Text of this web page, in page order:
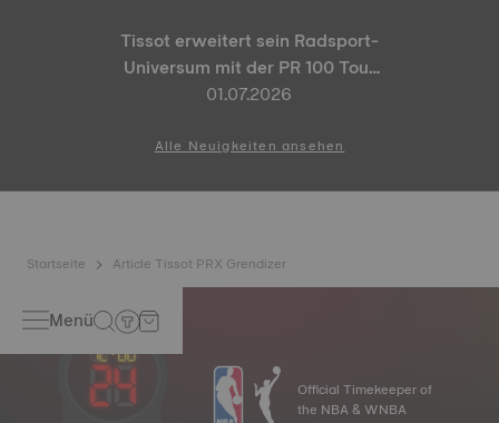
Tissot erweitert sein Radsport-
Universum mit der PR 100 Tour
de France 2026 Special Edition
01.07.2026
Alle Neuigkeiten ansehen
Startseite Article Tissot PRX Grendizer
Menü
Official Timekeeper of
the NBA & WNBA